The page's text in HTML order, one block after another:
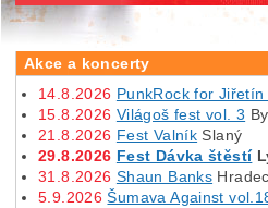
Akce a koncerty
14.8.2026 PunkRock for Jiřetín
15.8.2026 Világoš fest vol. 3
21.8.2026 Fest Valník Slaný
29.8.2026 Fest Dávka štěstí
31.8.2026 Shaun Banks
5.9.2026 Šumava Against